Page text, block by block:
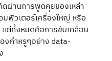
ดผ่านการพูดคุยของเหล่า
พิวเตอร์เครื่องใหญ่ หรือ
แต่ทั้งหมดคือการขับเคลื่อน
คำหรูๆอย่าง data-